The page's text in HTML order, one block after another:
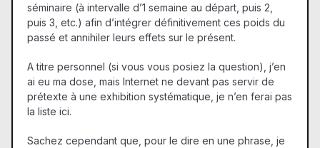
séminaire (à intervalle d’1 semaine au départ, puis 2,
puis 3, etc.) afin d’intégrer définitivement ces poids du
passé et annihiler leurs effets sur le présent.
A titre personnel (si vous vous posiez la question), j’en
ai eu ma dose, mais Internet ne devant pas servir de
prétexte à une exhibition systématique, je n’en ferai pas
la liste ici.
Sachez cependant que, pour le dire en une phrase, je